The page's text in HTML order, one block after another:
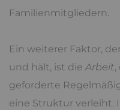
Familienmitgliedern.
Ein weiterer Faktor,
und hält, ist dieArbeit,
geforderte
eine Struktur verleiht.